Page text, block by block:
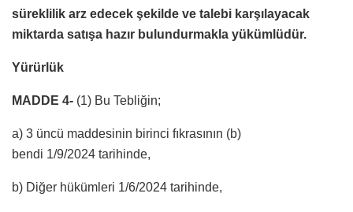
süreklilik arz edecek şekilde ve talebi karşılayacak
miktarda satışa hazır bulundurmakla yükümlüdür.
Yürürlük
MADDE 4- (1) Bu Tebliğin;
a) 3 üncü maddesinin birinci fıkrasının (b)
bendi 1/9/2024 tarihinde,
b) Diğer hükümleri 1/6/2024 tarihinde,